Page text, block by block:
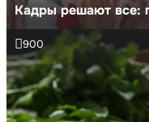
Кадры решают все:
900